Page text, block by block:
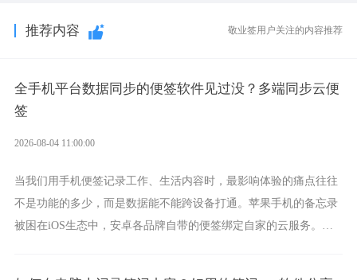
推荐内容 敬业签用户关注的内容推荐
全手机平台数据同步的便签软件见过没？多端同步云便
签
2026-08-04 11:00:00
当我们用手机便签记录工作、生活内容时，最影响体验的痛点往往
不是功能的多少，而是数据能不能跨设备打通。苹果手机的备忘录
被困在iOS生态中，安卓各品牌自带的便签绑定自家的云服务。而